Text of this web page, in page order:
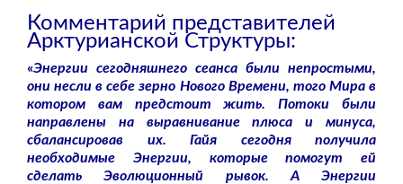
Комментарий представителей
Арктурианской Структуры:
«Энергии сегодняшнего сеанса были непростыми,
они несли в себе зерно Нового Времени, того Мира в
котором вам предстоит жить. Потоки были
направлены на выравнивание плюса и минуса,
сбалансировав их. Гайя сегодня получила
необходимые Энергии, которые помогут ей
сделать Эволюционный рывок. А Энергии